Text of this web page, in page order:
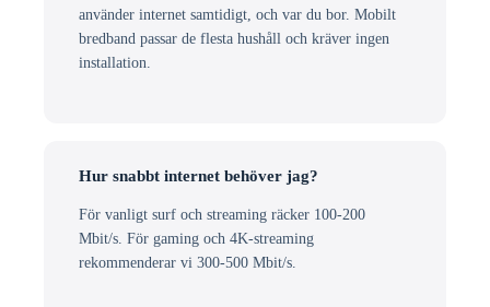
använder internet samtidigt, och var du bor. Mobilt
bredband passar de flesta hushåll och kräver ingen
installation.
Hur snabbt internet behöver jag?
För vanligt surf och streaming räcker 100-200
Mbit/s. För gaming och 4K-streaming
rekommenderar vi 300-500 Mbit/s.